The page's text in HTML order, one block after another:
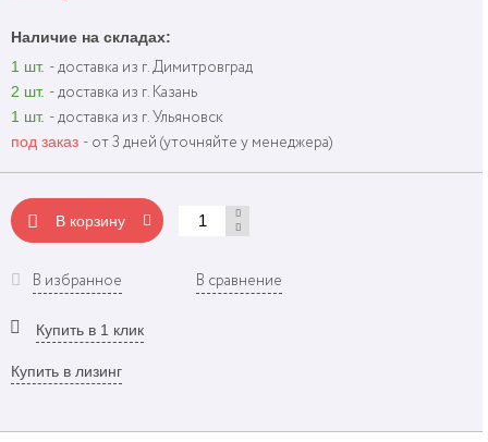
Наличие на складах:
1 шт. - доставка из г. Димитровград
2 шт. - доставка из г. Казань
1 шт. - доставка из г. Ульяновск
под заказ - от 3 дней (уточняйте у менеджера)
В корзину
В избранное В сравнение
Купить в 1 клик
Купить в лизинг